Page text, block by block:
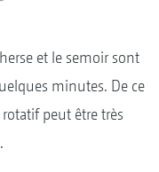
et le semoir sont
minutes. De ce
peut être très